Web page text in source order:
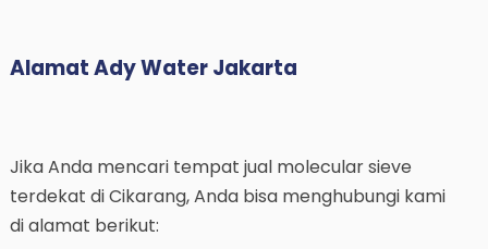
Alamat Ady Water Jakarta
Jika Anda mencari tempat jual molecular sieve
terdekat di Cikarang, Anda bisa menghubungi kami
di alamat berikut: